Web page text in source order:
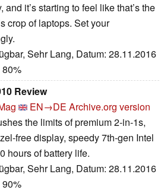
it’s starting to feel like that’s the
crop of laptops. Set your
Sehr Lang, Datum: 28.11.2016
80%
Review
EN→DE Archive.org version
the limits of premium 2-in-1s,
free display, speedy 7th-gen Intel
hours of battery life.
Sehr Lang, Datum: 28.11.2016
90%